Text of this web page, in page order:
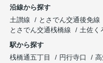
沿線から探す
土讃線
とさでん交通後免線
とさでん交通桟橋線
土佐く
駅から探す
桟橋通五丁目
円行寺口